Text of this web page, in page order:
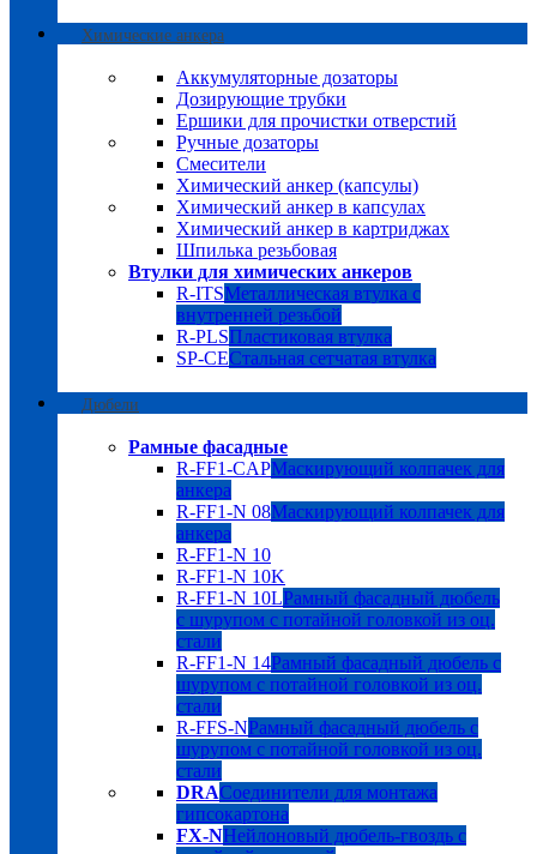
Химические анкера
Аккумуляторные дозаторы
Дозирующие трубки
Ершики для прочистки отверстий
Ручные дозаторы
Смесители
Химический анкер (капсулы)
Химический анкер в капсулах
Химический анкер в картриджах
Шпилька резьбовая
Втулки для химических анкеров
R-ITSМеталлическая втулка с
внутренней резьбой
R-PLSПластиковая втулка
SP-CEСтальная сетчатая втулка
Дюбели
Рамные фасадные
R-FF1-CAPМаскирующий колпачек для
анкера
R-FF1-N 08Маскирующий колпачек для
анкера
R-FF1-N 10
R-FF1-N 10K
R-FF1-N 10LРамный фасадный дюбель
с шурупом с потайной головкой из оц.
стали
R-FF1-N 14Рамный фасадный дюбель с
шурупом с потайной головкой из оц.
стали
R-FFS-NРамный фасадный дюбель с
шурупом с потайной головкой из оц.
стали
DRAСоединители для монтажа
гипсокартона
FX-NНейлоновый дюбель-гвоздь с